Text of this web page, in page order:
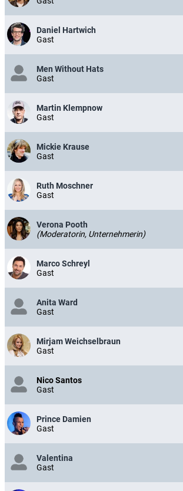
Daniel Hartwich
Gast
Men Without Hats
Gast
Martin Klempnow
Gast
Mickie Krause
Gast
Ruth Moschner
Gast
Verona Pooth
(Moderatorin, Unternehmerin)
Marco Schreyl
Gast
Anita Ward
Gast
Mirjam Weichselbraun
Gast
Nico Santos
Gast
Prince Damien
Gast
Valentina
Gast